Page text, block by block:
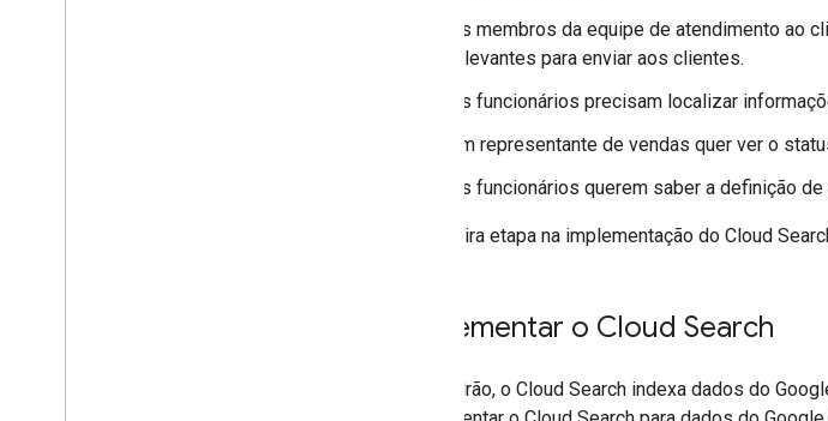
Os membros da equipe de atendimento ao
relevantes para enviar aos clientes.
Os funcionários precisam localizar
Um representante de vendas quer ver o
Os funcionários querem saber a definição
A primeira etapa na implementação do Cloud
Implementar o Cloud Search
Por padrão, o Cloud Search indexa dados do